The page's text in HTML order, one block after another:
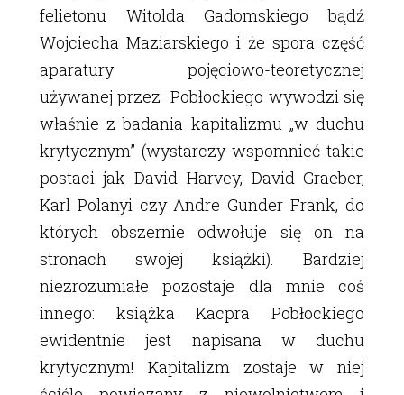
felietonu Witolda Gadomskiego bądź
Wojciecha Maziarskiego i że spora część
aparatury pojęciowo-teoretycznej
używanej przez Pobłockiego wywodzi się
właśnie z badania kapitalizmu „w duchu
krytycznym” (wystarczy wspomnieć takie
postaci jak David Harvey, David Graeber,
Karl Polanyi czy Andre Gunder Frank, do
których obszernie odwołuje się on na
stronach swojej książki). Bardziej
niezrozumiałe pozostaje dla mnie coś
innego: książka Kacpra Pobłockiego
ewidentnie jest napisana w duchu
krytycznym! Kapitalizm zostaje w niej